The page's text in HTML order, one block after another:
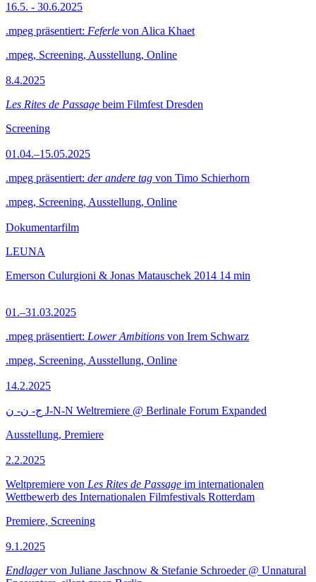
16.5. - 30.6.2025
.mpeg präsentiert: Feferle von Alica Khaet
.mpeg, Screening, Ausstellung, Online
8.4.2025
Les Rites de Passage beim Filmfest Dresden
Screening
01.04.–15.05.2025
.mpeg präsentiert: der andere tag von Timo Schierhorn
.mpeg, Screening, Ausstellung, Online
Dokumentarfilm
LEUNA
Emerson Culurgioni & Jonas Matauschek 2014 14 min
01.–31.03.2025
.mpeg präsentiert: Lower Ambitions von Irem Schwarz
.mpeg, Screening, Ausstellung, Online
14.2.2025
ج- ن- ن J-N-N Weltremiere @ Berlinale Forum Expanded
Ausstellung, Premiere
2.2.2025
Weltpremiere von Les Rites de Passage im internationalen
Wettbewerb des Internationalen Filmfestivals Rotterdam
Premiere, Screening
9.1.2025
Endlagervon Juliane Jaschnow & Stefanie Schroeder @ Unnatural